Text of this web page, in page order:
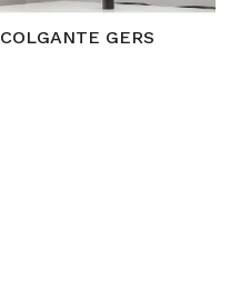
COLGANTE GERS